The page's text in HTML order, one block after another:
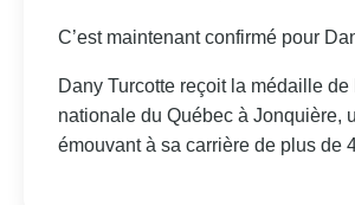
C’est maintenant confirmé pour
Dany Turcotte reçoit la médaille de
nationale du Québec à Jonquière,
émouvant à sa carrière de plus de